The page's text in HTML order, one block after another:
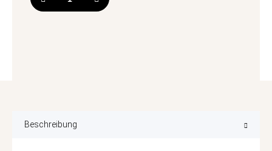
Beschreibung